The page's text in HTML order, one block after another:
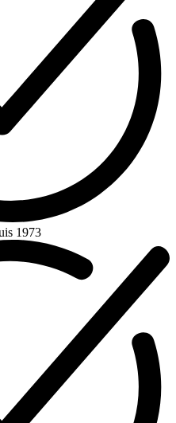
1973